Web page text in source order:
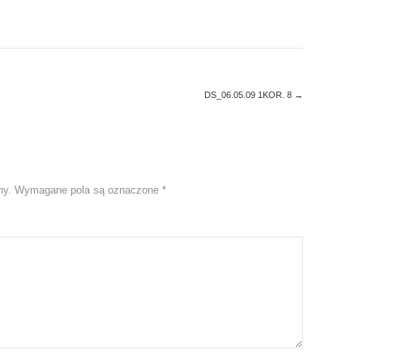
DS_06.05.09 1KOR. 8 →
Wymagane pola są oznaczone *